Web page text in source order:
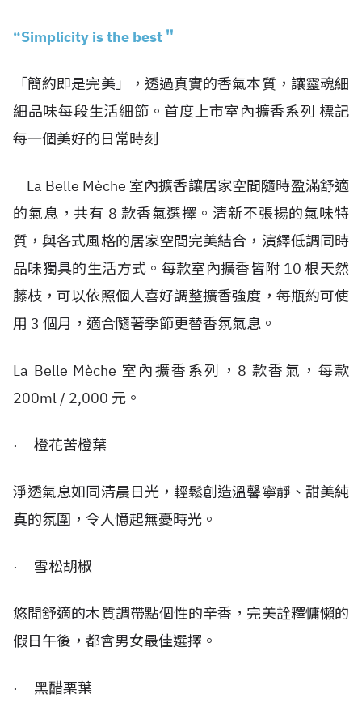
“Simplicity is the best＂
「簡約即是完美」，透過真實的香氣本質，讓靈魂細
細品味每段生活細節。首度上市室內擴香系列 標記
每一個美好的日常時刻
La Belle Mèche 室內擴香讓居家空間隨時盈滿舒適
的氣息，共有 8 款香氣選擇。清新不張揚的氣味特
質，與各式風格的居家空間完美結合，演繹低調同時
品味獨具的生活方式。每款室內擴香皆附 10 根天然
藤枝，可以依照個人喜好調整擴香強度，每瓶約可使
用 3 個月，適合隨著季節更替香氛氣息。
La Belle Mèche 室內擴香系列，8 款香氣，每款
200ml / 2,000 元。
· 橙花苦橙葉
淨透氣息如同清晨日光，輕鬆創造溫馨寧靜、甜美純
真的氛圍，令人憶起無憂時光。
· 雪松胡椒
悠閒舒適的木質調帶點個性的辛香，完美詮釋慵懶的
假日午後，都會男女最佳選擇。
· 黑醋栗葉